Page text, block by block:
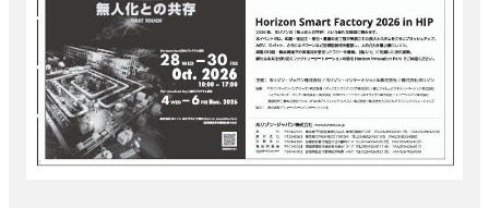
会社案内
購読・購入申し込み
サイトポリシー
お問い合わせ